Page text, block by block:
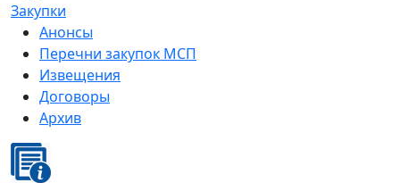
Закупки
Анонсы
Перечни закупок МСП
Извещения
Договоры
Архив